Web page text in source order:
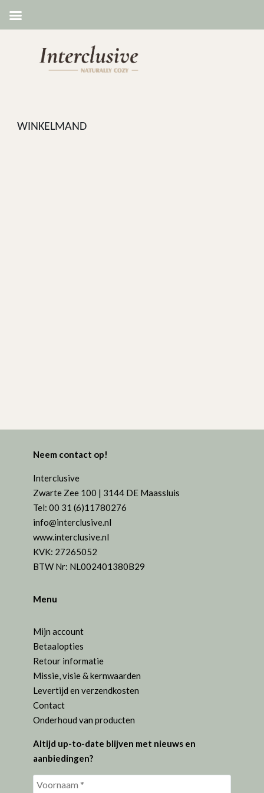
WINKELMAND
Neem contact op!
Interclusive
Zwarte Zee 100 | 3144 DE Maassluis
Tel: 00 31 (6)11780276
info@interclusive.nl
www.interclusive.nl
KVK: 27265052
BTW Nr: NL002401380B29
Menu
Mijn account
Betaalopties
Retour informatie
Missie, visie & kernwaarden
Levertijd en verzendkosten
Contact
Onderhoud van producten
Altijd up-to-date blijven met nieuws en
aanbiedingen?